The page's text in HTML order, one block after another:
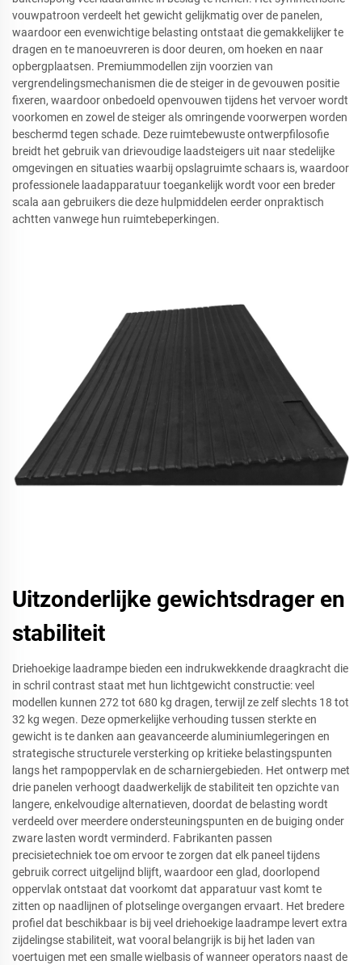
vouwpatroon verdeelt het gewicht gelijkmatig over de panelen,
waardoor een evenwichtige belasting ontstaat die gemakkelijker te
dragen en te manoeuvreren is door deuren, om hoeken en naar
opbergplaatsen. Premiummodellen zijn voorzien van
vergrendelingsmechanismen die de steiger in de gevouwen positie
fixeren, waardoor onbedoeld openvouwen tijdens het vervoer wordt
voorkomen en zowel de steiger als omringende voorwerpen worden
beschermd tegen schade. Deze ruimtebewuste ontwerpfilosofie
breidt het gebruik van drievoudige laadsteigers uit naar stedelijke
omgevingen en situaties waarbij opslagruimte schaars is, waardoor
professionele laadapparatuur toegankelijk wordt voor een breder
scala aan gebruikers die deze hulpmiddelen eerder onpraktisch
achtten vanwege hun ruimtebeperkingen.
Uitzonderlijke gewichtsdrager en
stabiliteit
Driehoekige laadrampe bieden een indrukwekkende draagkracht die
in schril contrast staat met hun lichtgewicht constructie: veel
modellen kunnen 272 tot 680 kg dragen, terwijl ze zelf slechts 18 tot
32 kg wegen. Deze opmerkelijke verhouding tussen sterkte en
gewicht is te danken aan geavanceerde aluminiumlegeringen en
strategische structurele versterking op kritieke belastingspunten
langs het rampoppervlak en de scharniergebieden. Het ontwerp met
drie panelen verhoogt daadwerkelijk de stabiliteit ten opzichte van
langere, enkelvoudige alternatieven, doordat de belasting wordt
verdeeld over meerdere ondersteuningspunten en de buiging onder
zware lasten wordt verminderd. Fabrikanten passen
precisietechniek toe om ervoor te zorgen dat elk paneel tijdens
gebruik correct uitgelijnd blijft, waardoor een glad, doorlopend
oppervlak ontstaat dat voorkomt dat apparatuur vast komt te
zitten op naadlijnen of plotselinge overgangen ervaart. Het bredere
profiel dat beschikbaar is bij veel driehoekige laadrampe levert extra
zijdelingse stabiliteit, wat vooral belangrijk is bij het laden van
voertuigen met een smalle wielbasis of wanneer operators naast de